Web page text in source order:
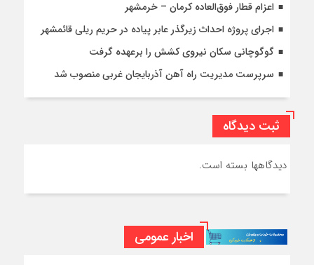
اعزام قطار فوق‌العاده کرمان – خرمشهر
اجرای پروژه احداث زیرگذر عابر پیاده در حریم ریلی قائمشهر
گوگوچانی سکان نیروی کشش را برعهده گرفت
سرپرست مدیریت راه آهن آذربایجان غربی منصوب شد
ثبت دیدگاه
دیدگاهها بسته است.
اخبار عمومی